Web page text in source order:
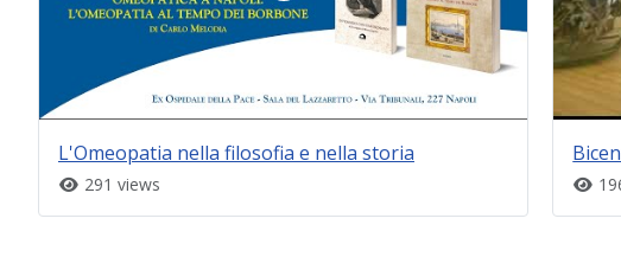
L'Omeopatia nella filosofia e nella storia
291 views